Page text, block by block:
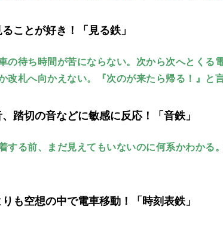
ことが好き！「見る鉄」
の待ち時間が苦にならない。次から次へとくる
改札へ向かえない。『次のが来たら帰る！』と
踏切の音などに敏感に反応！「音鉄」
する前、まだ見えてもいないのに何系かわかる
も空想の中で電車移動！「時刻表鉄」